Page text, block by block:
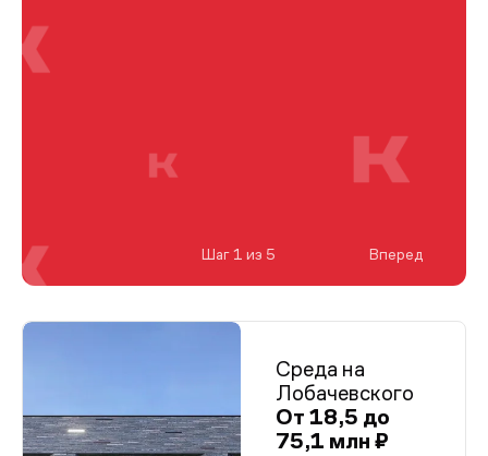
Среда на
Лобачевского
От 18,5 до
75,1 млн ₽
Шаг 1 из 5 Вперед